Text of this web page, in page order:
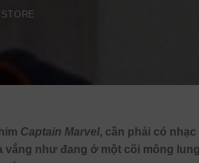
Captain Marvel, cần phải có nhạc
vắng như đang ở một cõi mông lung